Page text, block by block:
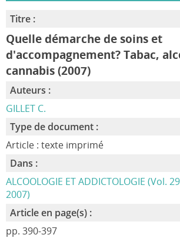
Titre :
Quelle démarche de soins et
d'accompagnement? Tabac,
cannabis (2007)
Auteurs :
GILLET C.
Type de document :
Article : texte imprimé
Dans :
ALCOOLOGIE ET ADDICTOLOGIE (Vol.
2007)
Article en page(s) :
pp. 390-397